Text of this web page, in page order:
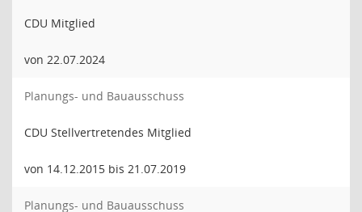
CDU Mitglied
von 22.07.2024
Planungs- und Bauausschuss
CDU Stellvertretendes Mitglied
von 14.12.2015 bis 21.07.2019
Planungs- und Bauausschuss